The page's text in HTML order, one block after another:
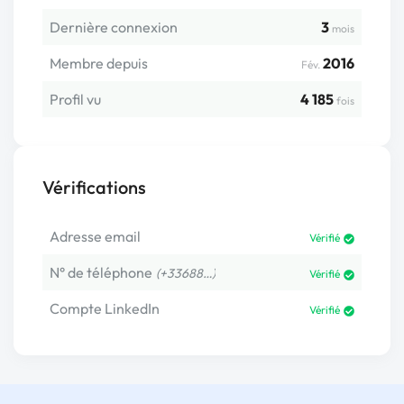
Dernière connexion 3 mois
Membre depuis Fév. 2016
Profil vu
4 185 fois
Vérifications
Adresse email Vérifié
N° de téléphone (+33688…) Vérifié
Compte LinkedIn Vérifié